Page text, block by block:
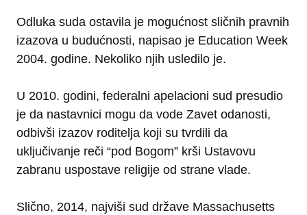
Odluka suda ostavila je mogućnost sličnih pravnih
izazova u budućnosti, napisao je Education Week
2004. godine. Nekoliko njih usledilo je.
U 2010. godini, federalni apelacioni sud presudio
je da nastavnici mogu da vode Zavet odanosti,
odbivši izazov roditelja koji su tvrdili da
uključivanje reči “pod Bogom” krši Ustavovu
zabranu uspostave religije od strane vlade.
Slično, 2014, najviši sud države Massachusetts